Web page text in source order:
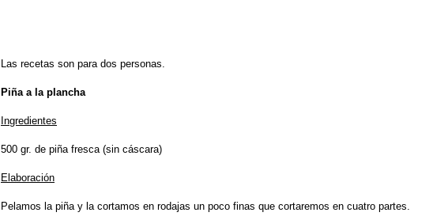
Las recetas son para dos personas.
Piña a la plancha
Ingredientes
500 gr. de piña fresca (sin cáscara)
Elaboración
Pelamos la piña y la cortamos en rodajas un poco finas que cortaremos en cuatro partes.